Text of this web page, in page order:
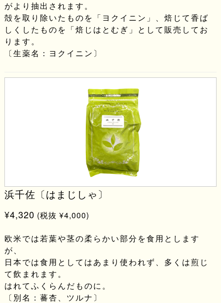
がより抽出されます。
殻を取り除いたものを「ヨクイニン」、焙じて香ば
しくしたものを「焙じはとむぎ」として販売してお
ります。
〔生薬名：ヨクイニン〕
浜千佐〔はまじしゃ〕
¥4,320 (税抜 ¥4,000)
欧米では若葉や茎の柔らかい部分を食用とします
が、
日本では食用としてはあまり使われず、多くは煎じ
て飲まれます。
はれてふくらんだものに。
〔別名：蕃杏、ツルナ〕